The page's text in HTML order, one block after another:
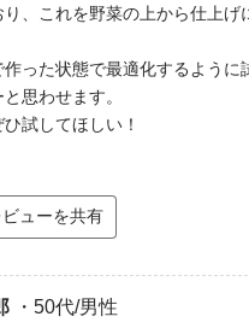
、これを野菜の上から仕上げ
った状態で最適化するように
思わせます。
試してほしい！
ビューを共有
・50代/男性